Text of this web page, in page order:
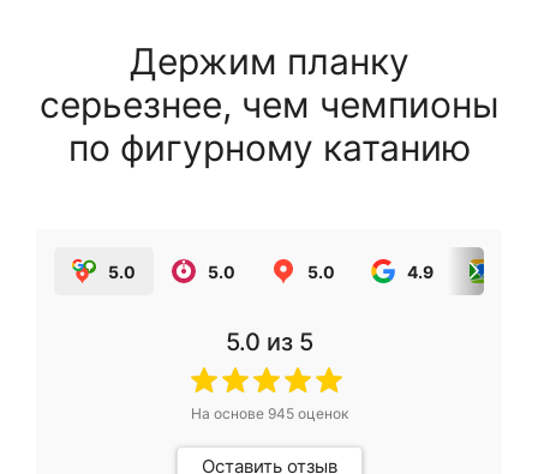
Держим планку
серьезнее, чем чемпионы
по фигурному катанию
5.0 5.0 5.0 4.9
5.0 из 5
На основе 945оценок
Оставить отзыв